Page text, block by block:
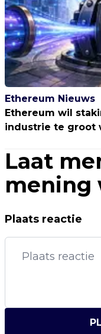
Ethereum Nieuws
Ethereum wil
industrie te groot
Laat
mening
Plaats reactie